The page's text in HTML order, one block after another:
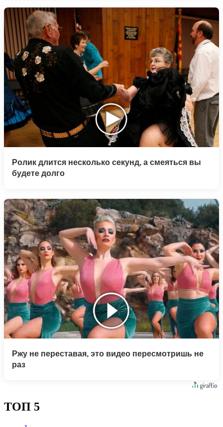
Ролик длится несколько секунд, а смеяться вы
будете долго
Ржу не переставая, это видео пересмотришь не
раз
ТОП 5